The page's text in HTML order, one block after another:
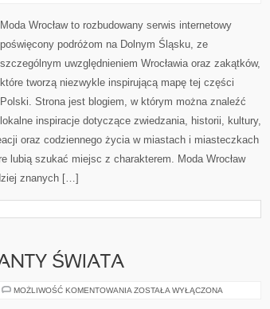
Moda Wrocław to rozbudowany serwis internetowy
poświęcony podróżom na Dolnym Śląsku, ze
szczególnym uwzględnieniem Wrocławia oraz zakątków,
które tworzą niezwykle inspirującą mapę tej części
Polski. Strona jest blogiem, w którym można znaleźć
lokalne inspiracje dotyczące zwiedzania, historii, kultury,
oraz codziennego życia w miastach i miasteczkach
lubią szukać miejsc z charakterem. Moda Wrocław
znanych […]
ŚWIATA
MOŻLIWOŚĆ KOMENTOWANIA CIEKAWOSTKI
ZOSTAŁA WYŁĄCZONA